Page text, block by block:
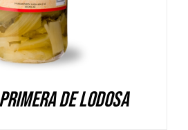
de Lodosa